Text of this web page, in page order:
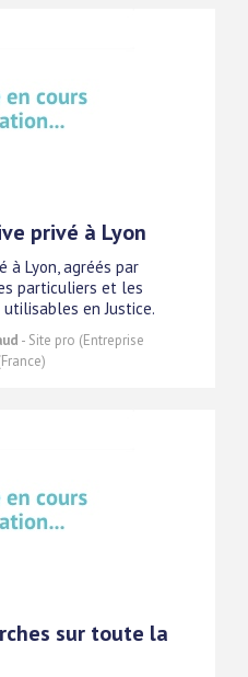
privé à Lyon
à Lyon, agréés par
particuliers et les
en Justice.
- Site pro (Entreprise
sur toute la